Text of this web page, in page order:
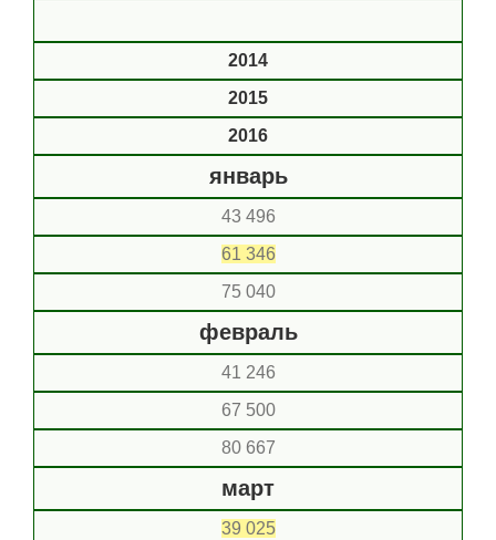
2014
2015
2016
январь
43 496
61 346
75 040
февраль
41 246
67 500
80 667
март
39 025